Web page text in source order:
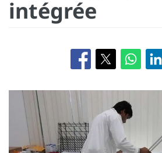
intégrée